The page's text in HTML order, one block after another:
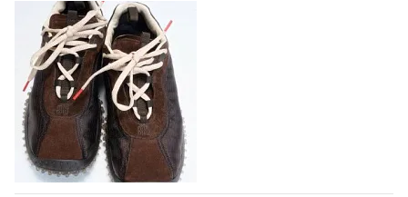
Объем мирового производства обуви в
2025 году практически не увеличился
В 2025 году мировое производство обуви
практически не изменилось, зафиксировав
незначительный рост на 0,1% до 24,6 млрд пар, -
данные опубликованы в аналитическом вестнике
«Всемирный ежегодник обуви 2026», Португальской